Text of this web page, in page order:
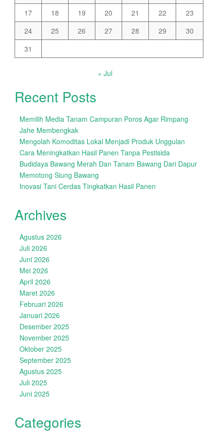
17
18 19 20 21 22
23
24
25 26 27 28 29
30
31
« Jul
Recent Posts
Memilih Media Tanam Campuran Poros Agar Rimpang
Jahe Membengkak
Mengolah Komoditas Lokal Menjadi Produk Unggulan
Cara Meningkatkan Hasil Panen Tanpa Pestisida
Budidaya Bawang Merah Dan Tanam Bawang Dari Dapur
Memotong Siung Bawang
Inovasi Tani Cerdas Tingkatkan Hasil Panen
Archives
Agustus 2026
Juli 2026
Juni 2026
Mei 2026
April 2026
Maret 2026
Februari 2026
Januari 2026
Desember 2025
November 2025
Oktober 2025
September 2025
Agustus 2025
Juli 2025
Juni 2025
Categories